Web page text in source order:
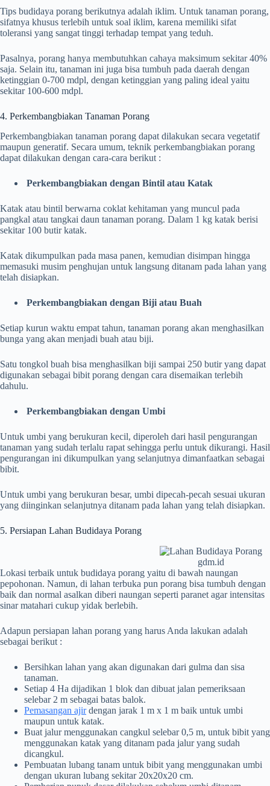
Tips budidaya porang berikutnya adalah iklim. Untuk tanaman porang,
sifatnya khusus terlebih untuk soal iklim, karena memiliki sifat
toleransi yang sangat tinggi terhadap tempat yang teduh.
Pasalnya, porang hanya membutuhkan cahaya maksimum sekitar 40%
saja. Selain itu, tanaman ini juga bisa tumbuh pada daerah dengan
ketinggian 0-700 mdpl, dengan ketinggian yang paling ideal yaitu
sekitar 100-600 mdpl.
4. Perkembangbiakan Tanaman Porang
Perkembangbiakan tanaman porang dapat dilakukan secara vegetatif
maupun generatif. Secara umum, teknik perkembangbiakan porang
dapat dilakukan dengan cara-cara berikut :
Perkembangbiakan dengan Bintil atau Katak
Katak atau bintil berwarna coklat kehitaman yang muncul pada
pangkal atau tangkai daun tanaman porang. Dalam 1 kg katak berisi
sekitar 100 butir katak.
Katak dikumpulkan pada masa panen, kemudian disimpan hingga
memasuki musim penghujan untuk langsung ditanam pada lahan yang
telah disiapkan.
Perkembangbiakan dengan Biji atau Buah
Setiap kurun waktu empat tahun, tanaman porang akan menghasilkan
bunga yang akan menjadi buah atau biji.
Satu tongkol buah bisa menghasilkan biji sampai 250 butir yang dapat
digunakan sebagai bibit porang dengan cara disemaikan terlebih
dahulu.
Perkembangbiakan dengan Umbi
Untuk umbi yang berukuran kecil, diperoleh dari hasil pengurangan
tanaman yang sudah terlalu rapat sehingga perlu untuk dikurangi. Hasil
pengurangan ini dikumpulkan yang selanjutnya dimanfaatkan sebagai
bibit.
Untuk umbi yang berukuran besar, umbi dipecah-pecah sesuai ukuran
yang diinginkan selanjutnya ditanam pada lahan yang telah disiapkan.
5. Persiapan Lahan Budidaya Porang
gdm.id
Lokasi terbaik untuk budidaya porang yaitu di bawah naungan
pepohonan. Namun, di lahan terbuka pun porang bisa tumbuh dengan
baik dan normal asalkan diberi naungan seperti paranet agar intensitas
sinar matahari cukup yidak berlebih.
Adapun persiapan lahan porang yang harus Anda lakukan adalah
sebagai berikut :
Bersihkan lahan yang akan digunakan dari gulma dan sisa
tanaman.
Setiap 4 Ha dijadikan 1 blok dan dibuat jalan pemeriksaan
selebar 2 m sebagai batas balok.
Pemasangan ajirdengan jarak 1 m x 1 m baik untuk umbi
maupun untuk katak.
Buat jalur menggunakan cangkul selebar 0,5 m, untuk bibit yang
menggunakan katak yang ditanam pada jalur yang sudah
dicangkul.
Pembuatan lubang tanam untuk bibit yang menggunakan umbi
dengan ukuran lubang sekitar 20x20x20 cm.